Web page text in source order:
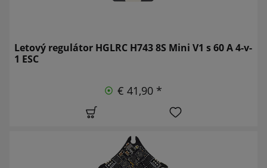
Letový regulátor HGLRC H743 8S Mini V1 s 60 A 4-v-
1 ESC
€ 41,90 *